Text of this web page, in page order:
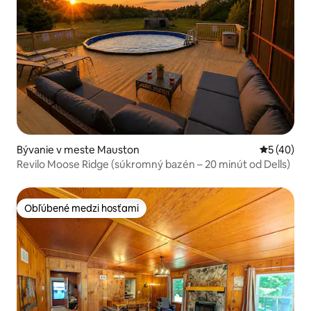
Bývanie v meste Mauston
5 (40)
Revilo Moose Ridge (súkromný bazén – 20 minút od Dells)
Obľúbené medzi hosťami
Obľúbené medzi hosťami